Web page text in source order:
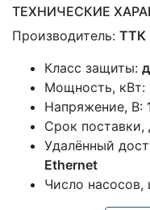
ТЕХНИЧЕСКИЕ
Производитель: ТТК
Класс защиты:
Мощность, кВт:
Напряжение, В:
Срок поставки,
Удалённый
Ethernet
Число насосов,